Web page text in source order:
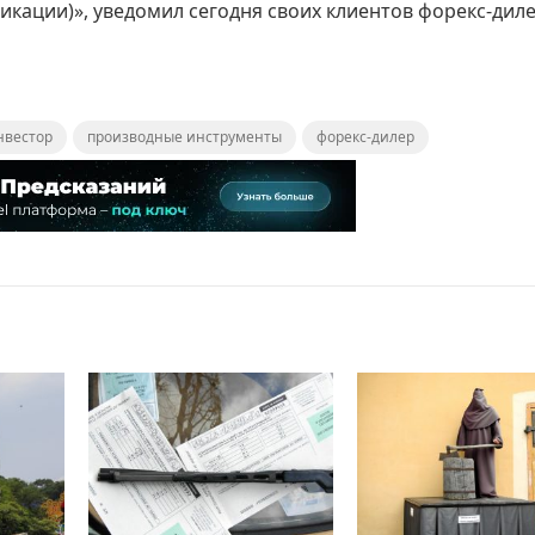
уведомил сегодня своих клиентов форекс-
производные инструменты форекс-дилер